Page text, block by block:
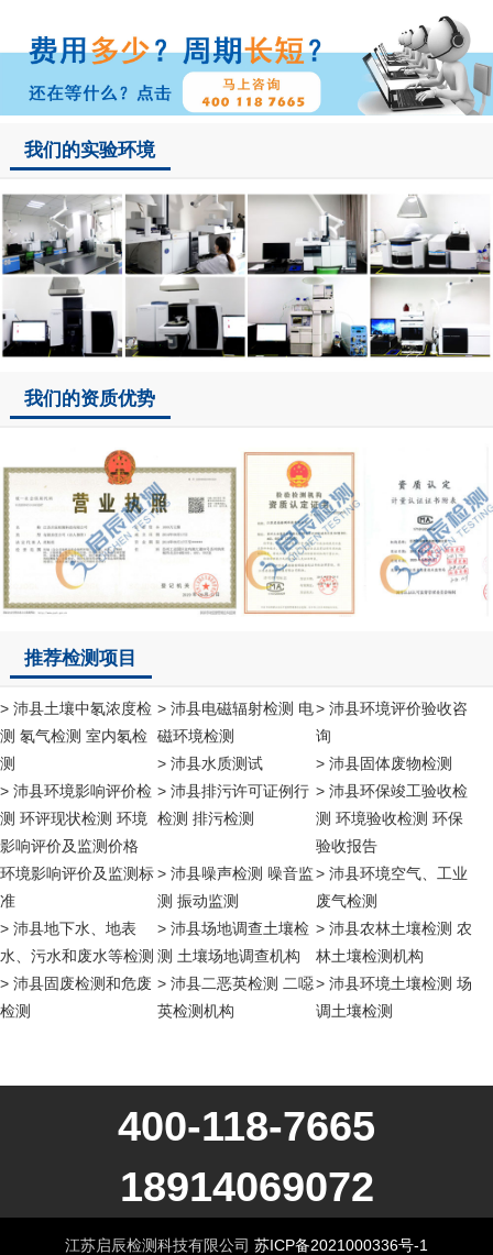
我们的实验环境
我们的资质优势
推荐检测项目
> 沛县土壤中氡浓度检
测 氡气检测 室内氡检
测
> 沛县电磁辐射检测 电
磁环境检测
> 沛县环境评价验收咨
询
> 沛县水质测试
> 沛县固体废物检测
> 沛县环境影响评价检
测 环评现状检测 环境
影响评价及监测价格
环境影响评价及监测标
准
> 沛县排污许可证例行
检测 排污检测
> 沛县环保竣工验收检
测 环境验收检测 环保
验收报告
> 沛县噪声检测 噪音监
测 振动监测
> 沛县环境空气、工业
废气检测
> 沛县地下水、地表
水、污水和废水等检测
> 沛县场地调查土壤检
测 土壤场地调查机构
> 沛县农林土壤检测 农
林土壤检测机构
> 沛县固废检测和危废
检测
> 沛县二恶英检测 二噁
英检测机构
> 沛县环境土壤检测 场
调土壤检测
400-118-7665
18914069072
江苏启辰检测科技有限公司 苏ICP备2021000336号-1